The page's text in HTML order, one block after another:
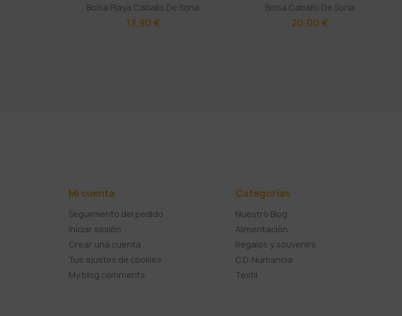
Bolsa Playa Caballo De Soria
13,90 €
Bolsa Caballo De Soria
20,00 €
Mi cuenta
Seguimiento del pedido
Iniciar sesión
Crear una cuenta
Tus ajustes de cookies
My blog comments
Categorías
Nuestro Blog
Alimentación
Regalos y souvenirs
C.D. Numancia
Textil